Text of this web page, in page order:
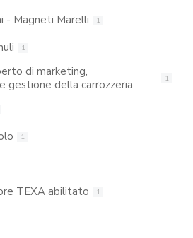
- Magneti Marelli 1
1
di marketing,
gestione della carrozzeria
1
1
TEXA abilitato 1